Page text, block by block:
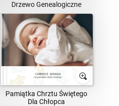
Drzewo Genealogiczne
Pamiątka Chrztu Świętego
Dla Chłopca